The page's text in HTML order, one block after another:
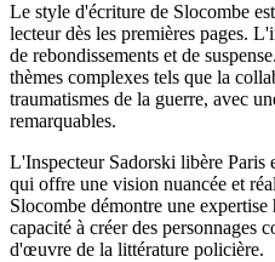
Le style d'écriture de Slocombe
lecteur dès les premières pages.
de rebondissements et de
thèmes complexes tels que la
traumatismes de la guerre, avec
remarquables.
L'Inspecteur Sadorski libère Paris
qui offre une vision nuancée et
Slocombe démontre une
capacité à créer des personnages
d'œuvre de la littérature policière.